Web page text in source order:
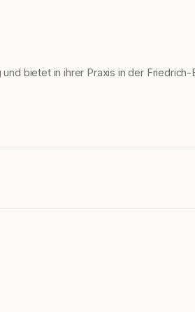
bietet in ihrer Praxis in der